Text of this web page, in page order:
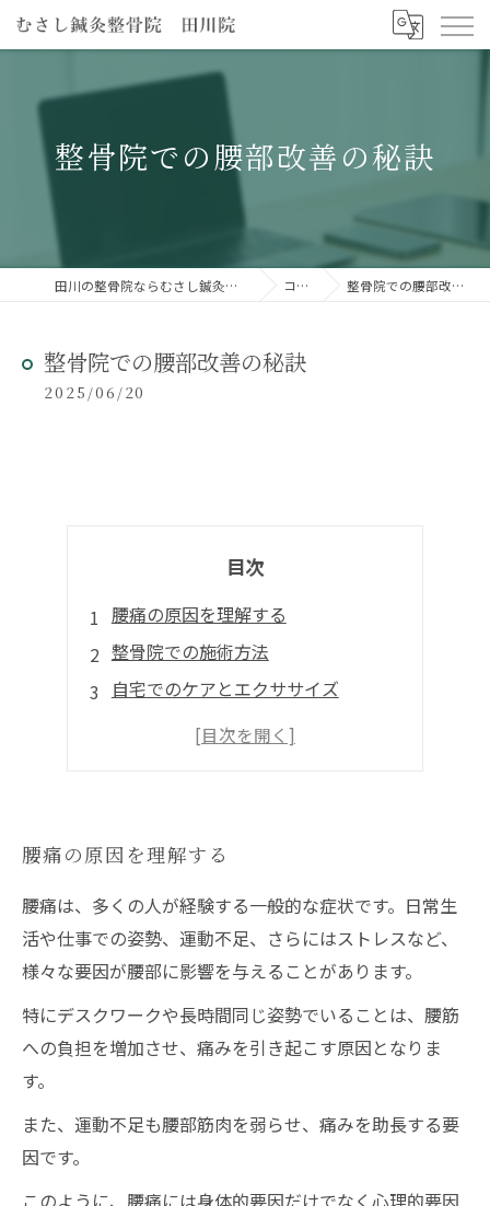
整骨院での腰部改善の秘訣
田川の整骨院ならむさし鍼灸整骨院 田川院 コラム 整骨院での腰部改善の秘訣
整骨院での腰部改善の秘訣
2025/06/20
目次
腰痛の原因を理解する
整骨院での施術方法
自宅でのケアとエクササイズ
日常生活での姿勢改善
腰痛の原因を理解する
腰痛は、多くの人が経験する一般的な症状です。日常生
活や仕事での姿勢、運動不足、さらにはストレスなど、
様々な要因が腰部に影響を与えることがあります。
特にデスクワークや長時間同じ姿勢でいることは、腰筋
への負担を増加させ、痛みを引き起こす原因となりま
す。
また、運動不足も腰部筋肉を弱らせ、痛みを助長する要
因です。
このように、腰痛には身体的要因だけでなく心理的要因